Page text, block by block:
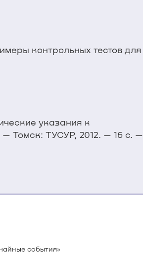
контрольных тестов для
указания к
Томск: ТУСУР, 2012. — 16 с. —
события»